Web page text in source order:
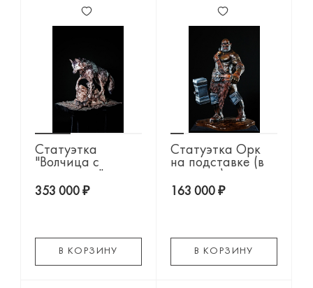
Статуэтка
"Волчица с
353 000 ₽
В КОРЗИНУ
Статуэтка Орк
на подставке (в
163 000 ₽
В КОРЗИНУ